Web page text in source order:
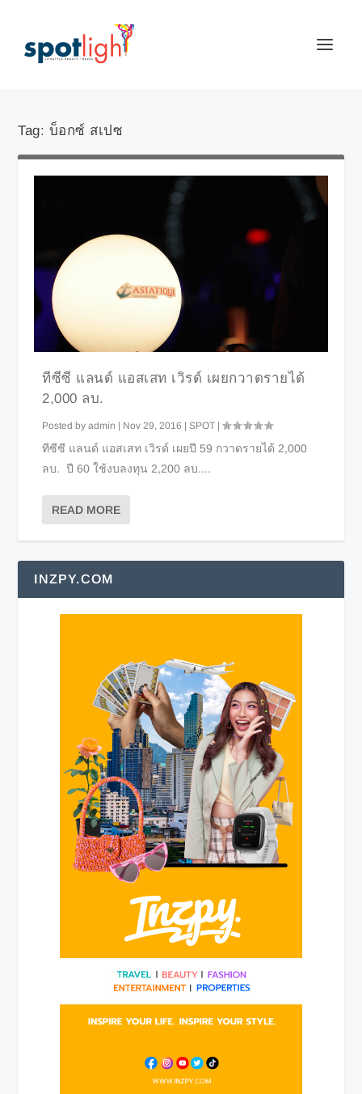
Tag: บ็อกซ์ สเปซ
ทีซีซี แลนด์ แอสเสท เวิรด์ เผยกวาดรายได้
2,000 ลบ.
Posted byadmin | Nov 29, 2016 |SPOT |
ทีซีซี แลนด์ แอสเสท เวิรด์ เผยปี 59 กวาดรายได้ 2,000
ลบ. ปี 60 ใช้งบลงทุน 2,200 ลบ....
READ MORE
INZPY.COM